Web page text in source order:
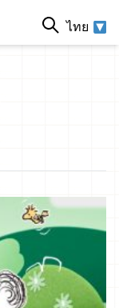
ไทย